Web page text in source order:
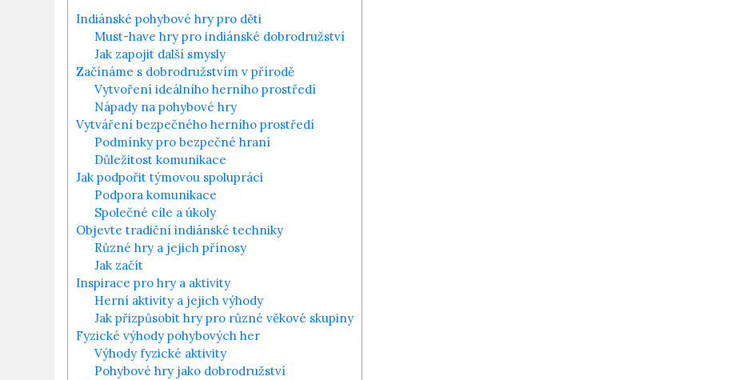
Indiánské pohybové hry pro děti
Must-have hry pro indiánské dobrodružství
Jak zapojit další smysly
Začínáme s dobrodružstvím v přírodě
Vytvoření ideálního herního prostředí
Nápady na pohybové hry
Vytváření bezpečného herního prostředí
Podmínky pro bezpečné hraní
Důležitost komunikace
Jak podpořit týmovou spolupráci
Podpora komunikace
Společné cíle a úkoly
Objevte tradiční indiánské techniky
Různé hry a jejich přínosy
Jak začít
Inspirace pro hry a aktivity
Herní aktivity a jejich výhody
Jak přizpůsobit hry pro různé věkové skupiny
Fyzické výhody pohybových her
Výhody fyzické aktivity
Pohybové hry jako dobrodružství